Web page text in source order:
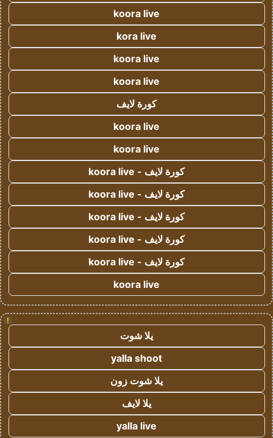
koora live
kora live
koora live
koora live
كورة لايف
koora live
koora live
كورة لايف - koora live
كورة لايف - koora live
كورة لايف - koora live
كورة لايف - koora live
كورة لايف - koora live
koora live
!
يلا شوت
yalla shoot
يلا شوت زون
يلا لايف
yalla live